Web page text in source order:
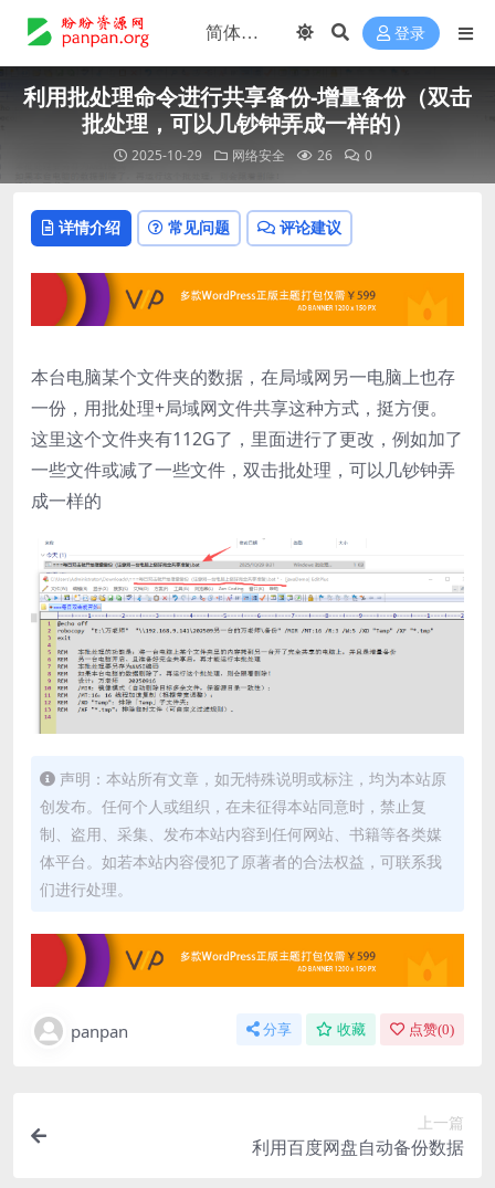
登录
利用批处理命令进行共享备份-增量备份（双击
批处理，可以几钞钟弄成一样的）
2025-10-29 网络安全 26 0
详情介绍 常见问题 评论建议
本台电脑某个文件夹的数据，在局域网另一电脑上也存
一份，用批处理+局域网文件共享这种方式，挺方便。
这里这个文件夹有112G了，里面进行了更改，例如加了
一些文件或减了一些文件，双击批处理，可以几钞钟弄
成一样的
声明：本站所有文章，如无特殊说明或标注，均为本站原
创发布。任何个人或组织，在未征得本站同意时，禁止复
制、盗用、采集、发布本站内容到任何网站、书籍等各类媒
体平台。如若本站内容侵犯了原著者的合法权益，可联系我
们进行处理。
panpan 分享 收藏 点赞(0)
上一篇
利用百度网盘自动备份数据